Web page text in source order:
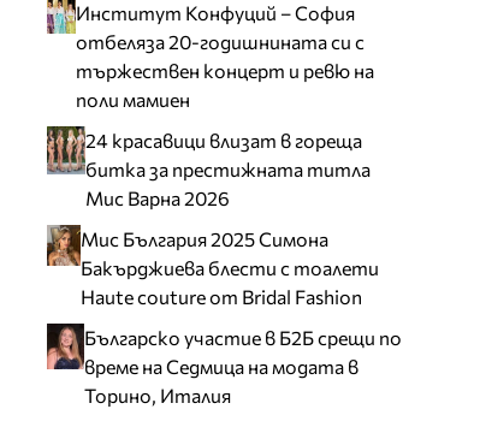
Институт Конфуций – София
отбеляза 20-годишнината си с
тържествен концерт и ревю на
поли мамиен
24 красавици влизат в гореща
битка за престижната титла
Мис Варна 2026
Мис България 2025 Симона
Бакърджиева блести с тоалети
Haute couture от Bridal Fashion
Българско участие в Б2Б срещи по
време на Седмица на модата в
Торино, Италия